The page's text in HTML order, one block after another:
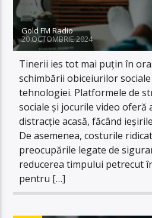
Gold FM Radio
20 OCTOMBRIE 2024
Tinerii ies tot mai puțin în
schimbării obiceiurilor
tehnologiei. Platformele de
sociale și jocurile video oferă
distracție acasă, făcând
De asemenea, costurile
preocupările legate de
reducerea timpului petrecut
pentru […]